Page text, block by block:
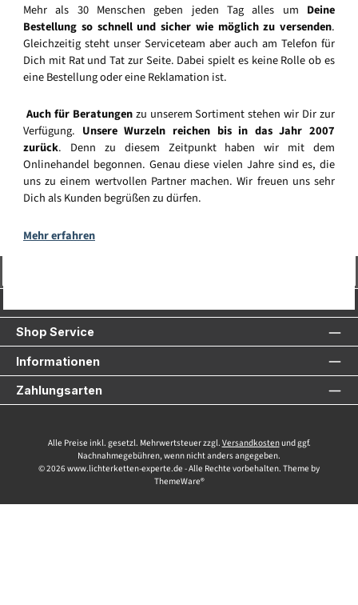
Mehr als 30 Menschen geben jeden Tag alles um Deine
Bestellung so schnell und sicher wie möglich zu versenden.
Gleichzeitig steht unser Serviceteam aber auch am Telefon für
Dich mit Rat und Tat zur Seite. Dabei spielt es keine Rolle ob es
eine Bestellung oder eine Reklamation ist.
Auch für Beratungenzu unserem Sortiment stehen wir Dir zur
Verfügung. Unsere Wurzeln reichen bis in das Jahr 2007
zurück. Denn zu diesem Zeitpunkt haben wir mit dem
Onlinehandel begonnen. Genau diese vielen Jahre sind es, die
uns zu einem wertvollen Partner machen. Wir freuen uns sehr
Dich als Kunden begrüßen zu dürfen.
Mehr erfahren
Shop Service
Informationen
Zahlungsarten
Alle Preise inkl. gesetzl. Mehrwertsteuer zzgl. Versandkostenund ggf.
Nachnahmegebühren, wenn nicht anders angegeben.
© 2026 www.lichterketten-experte.de - Alle Rechte vorbehalten. Theme by
ThemeWare®